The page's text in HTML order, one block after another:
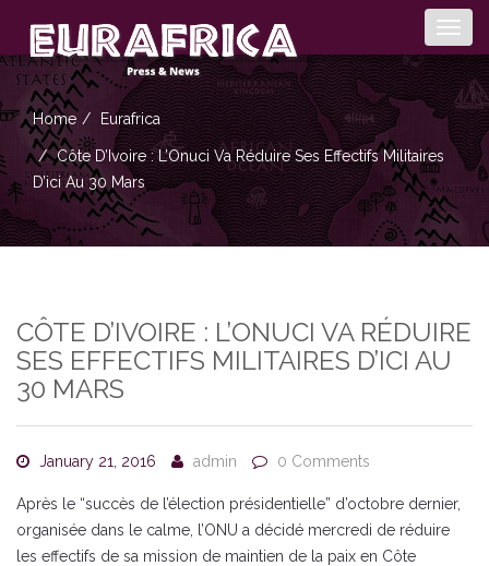
Home Eurafrica
Côte D’Ivoire : L’Onuci Va Réduire Ses Effectifs Militaires
D’ici Au 30 Mars
CÔTE D’IVOIRE : L’ONUCI VA RÉDUIRE
SES EFFECTIFS MILITAIRES D’ICI AU
30 MARS
January 21, 2016 admin 0 Comments
Après le “succès de l’élection présidentielle” d’octobre dernier,
organisée dans le calme, l’ONU a décidé mercredi de réduire
les effectifs de sa mission de maintien de la paix en Côte